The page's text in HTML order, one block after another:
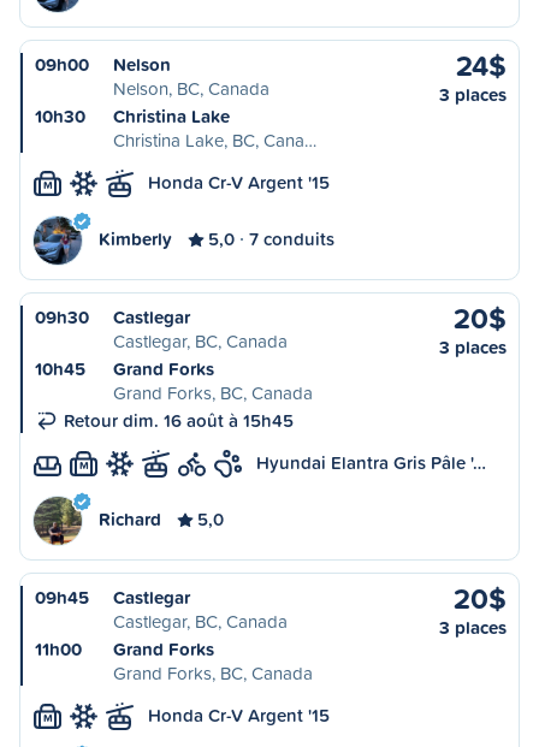
09h00
Nelson
Nelson, BC, Canada
10h30
Christina Lake
Christina Lake, BC, Cana…
24$
3 places
M Honda Cr-V Argent '15
Kimberly 5,0 7 conduits
09h30
Castlegar
Castlegar, BC, Canada
10h45
Grand Forks
Grand Forks, BC, Canada
Retour dim. 16 août à 15h45
20$
3 places
M Hyundai Elantra Gris Pâle '…
Richard 5,0
09h45
Castlegar
Castlegar, BC, Canada
11h00
Grand Forks
Grand Forks, BC, Canada
20$
3 places
M Honda Cr-V Argent '15